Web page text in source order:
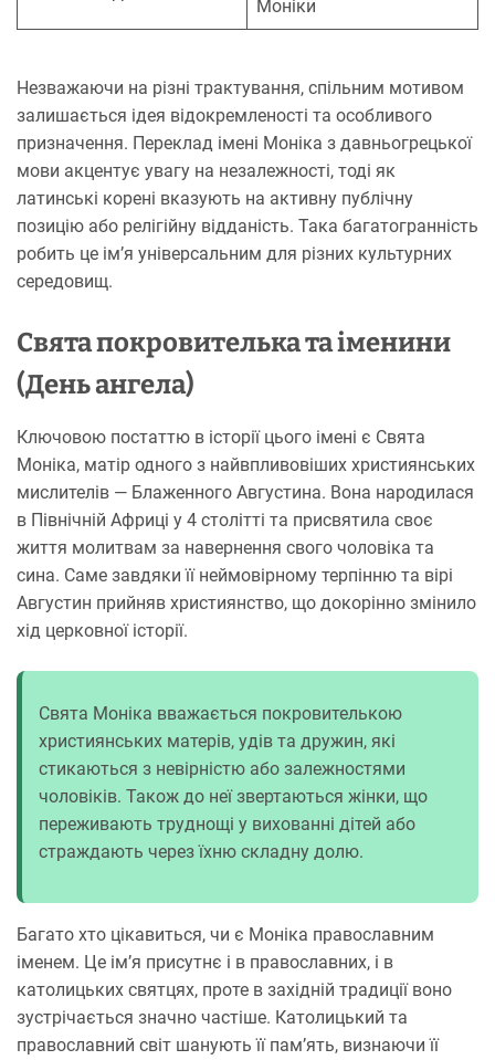
Моніки
Незважаючи на різні трактування, спільним мотивом
залишається ідея відокремленості та особливого
призначення. Переклад імені Моніка з давньогрецької
мови акцентує увагу на незалежності, тоді як
латинські корені вказують на активну публічну
позицію або релігійну відданість. Така багатогранність
робить це ім’я універсальним для різних культурних
середовищ.
Свята покровителька та іменини
(День ангела)
Ключовою постаттю в історії цього імені є Свята
Моніка, матір одного з найвпливовіших християнських
мислителів — Блаженного Августина. Вона народилася
в Північній Африці у 4 столітті та присвятила своє
життя молитвам за навернення свого чоловіка та
сина. Саме завдяки її неймовірному терпінню та вірі
Августин прийняв християнство, що докорінно змінило
хід церковної історії.
Свята Моніка вважається покровителькою
християнських матерів, удів та дружин, які
стикаються з невірністю або залежностями
чоловіків. Також до неї звертаються жінки, що
переживають труднощі у вихованні дітей або
страждають через їхню складну долю.
Багато хто цікавиться, чи є Моніка православним
іменем. Це ім’я присутнє і в православних, і в
католицьких святцях, проте в західній традиції воно
зустрічається значно частіше. Католицький та
православний світ шанують її пам’ять, визнаючи її